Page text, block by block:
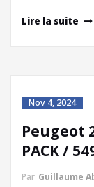
Lire la suite
Nov 4, 2024
Peugeot
PACK /
Par Guillaume